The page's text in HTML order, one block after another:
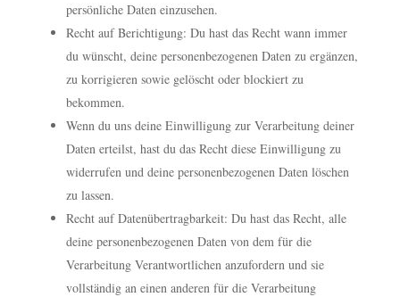
persönliche Daten einzusehen.
Recht auf Berichtigung: Du hast das Recht wann immer
du wünscht, deine personenbezogenen Daten zu ergänzen,
zu korrigieren sowie gelöscht oder blockiert zu
bekommen.
Wenn du uns deine Einwilligung zur Verarbeitung deiner
Daten erteilst, hast du das Recht diese Einwilligung zu
widerrufen und deine personenbezogenen Daten löschen
zu lassen.
Recht auf Datenübertragbarkeit: Du hast das Recht, alle
deine personenbezogenen Daten von dem für die
Verarbeitung Verantwortlichen anzufordern und sie
vollständig an einen anderen für die Verarbeitung